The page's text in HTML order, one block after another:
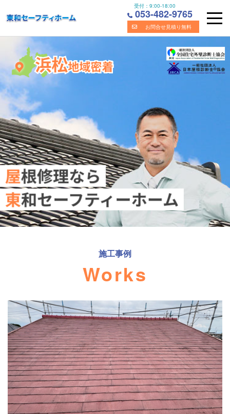
content
受付： 9:00-18:00
053-482-9765
お問合せ見積り無料
浜松市の屋根・雨漏り修理の専門業者｜株式会社東和セーフ
ティホーム
施工事例
Works